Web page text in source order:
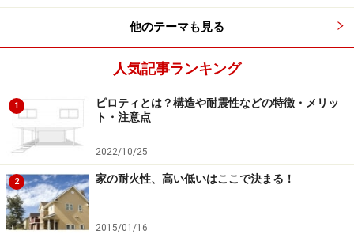
さらにフラット35では頭金が多く準備できない人のため
に融資率9割以上のローンも用意していますが、やはり
頭金が少なければどうしても頭金ありのローンより金利
は高めになります。しかし今回の制度拡充ではこの金利
差を縮め、融資率9割以上のローン金利も引き下げるこ
とになりました。
最近発表された、中古住宅資金とリフォーム工事費を一体で
ローンが組める「フラット35リフォーム一体型」
他のテーマも見る
人気記事ランキング
1
ピロティとは？構造や耐震性などの特徴・メリッ
ト・注意点
2022/10/25
2 家の耐火性、高い低いはここで決まる！
2015/01/16